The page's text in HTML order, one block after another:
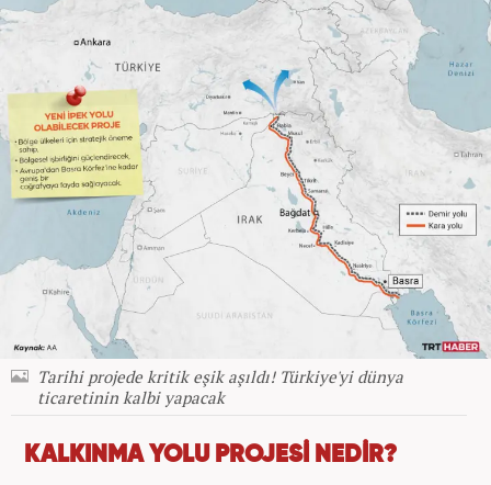
Tarihi projede kritik eşik aşıldı! Türkiye'yi dünya
ticaretinin kalbi yapacak
KALKINMA YOLU PROJESİ NEDİR?